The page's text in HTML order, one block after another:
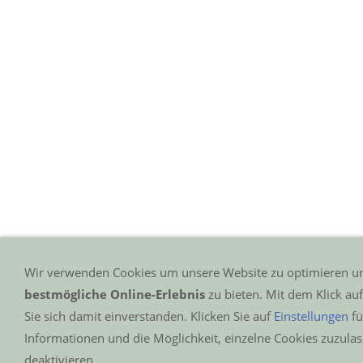
Wir verwenden Cookies um unsere Website zu optimieren
bestmögliche Online-Erlebnis zu bieten. Mit dem Klick
Sie sich damit einverstanden. Klicken Sie auf Einstellungen
Informationen und die Möglichkeit, einzelne Cookies
deaktivieren.